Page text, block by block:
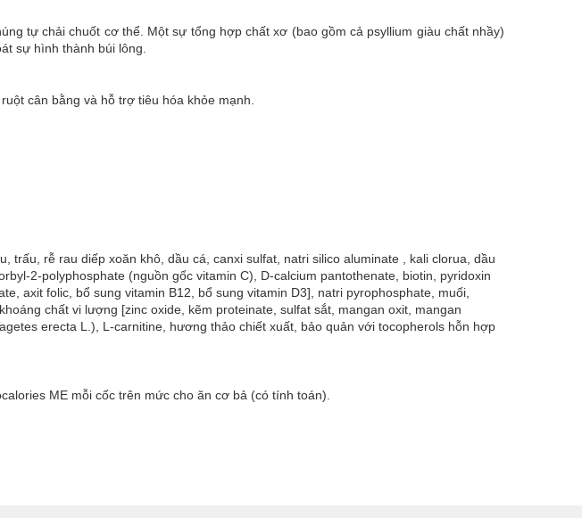
tự chải chuốt cơ thể. Một sự tổng hợp chất xơ (bao gồm cả psyllium giàu chất nhầy)
sự hình thành búi lông.
cân bằng và hỗ trợ tiêu hóa khỏe mạnh.
rễ rau diếp xoăn khô, dầu cá, canxi sulfat, natri silico aluminate , kali clorua, dầu
2-polyphosphate (nguồn gốc vitamin C), D-calcium pantothenate, biotin, pyridoxin
axit folic, bổ sung vitamin B12, bổ sung vitamin D3], natri pyrophosphate, muối,
chất vi lượng [zinc oxide, kẽm proteinate, sulfat sắt, mangan oxit, mangan
erecta L.), L-carnitine, hương thảo chiết xuất, bảo quản với tocopherols hỗn hợp
ME mỗi cốc trên mức cho ăn cơ bả (có tính toán).